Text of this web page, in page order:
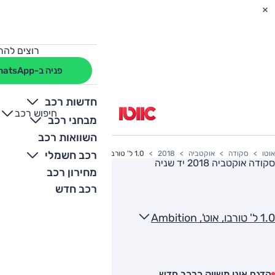
רוצים
פניה ב-WhatsApp
חדשות רכב
מבחני רכב
השוואות רכב
רכב חשמלי
מחירון רכב
רכב חדש
חיפוש רכב
+
-
אוטו סקודה אוקטביה 2018 1.0 ל' טורבו, אוט', Ambition
סקודה אוקטביה 2018 יד שניה
1.0 ל' טורבו, אוט', Ambition